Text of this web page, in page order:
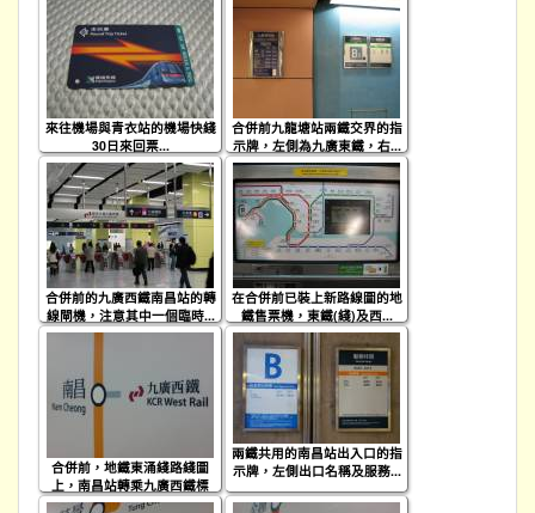
來往機場與青衣站的機場快綫
30日來回票...
合併前九龍塘站兩鐵交界的指
示牌，左側為九廣東鐵，右...
合併前的九廣西鐵南昌站的轉
線閘機，注意其中一個臨時...
在合併前已裝上新路線圖的地
鐵售票機，東鐵(綫)及西...
合併前，地鐵東涌綫路綫圖
上，南昌站轉乘九廣西鐵標
示...
兩鐵共用的南昌站出入口的指
示牌，左側出口名稱及服務...